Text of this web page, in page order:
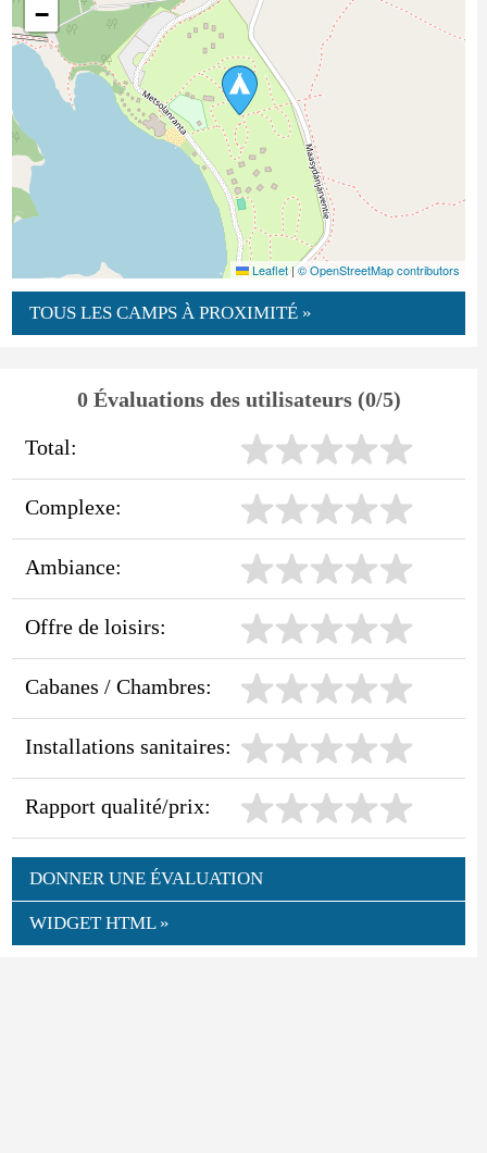
−
Leaflet|© OpenStreetMap contributors
TOUS LES CAMPS À PROXIMITÉ »
0 Évaluations des utilisateurs (0/5)
Total:
Complexe:
Ambiance:
Offre de loisirs:
Cabanes / Chambres:
Installations sanitaires:
Rapport qualité/prix:
DONNER UNE ÉVALUATION
WIDGET HTML »